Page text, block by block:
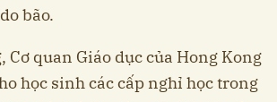
bão.
Cơ quan Giáo dục của Hong Kong
học sinh các cấp nghỉ học trong